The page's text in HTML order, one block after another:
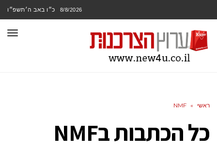
8/8/2026 כ״ו באב ה׳תשפ״ו
ראשי »
NMF
כל הכתבות בNMF